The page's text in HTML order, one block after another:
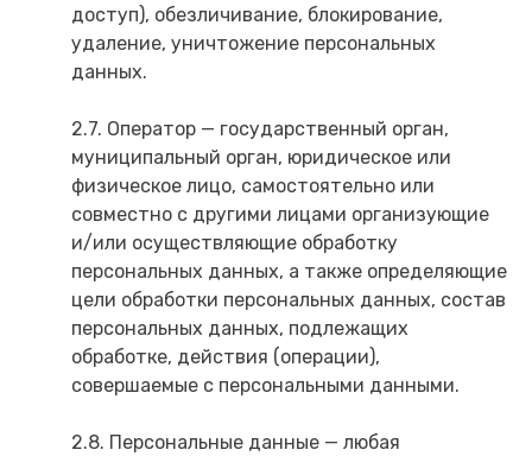
доступ), обезличивание, блокирование,
удаление, уничтожение персональных
данных.
2.7. Оператор — государственный орган,
муниципальный орган, юридическое или
физическое лицо, самостоятельно или
совместно с другими лицами организующие
и/или осуществляющие обработку
персональных данных, а также определяющие
цели обработки персональных данных, состав
персональных данных, подлежащих
обработке, действия (операции),
совершаемые с персональными данными.
2.8. Персональные данные — любая